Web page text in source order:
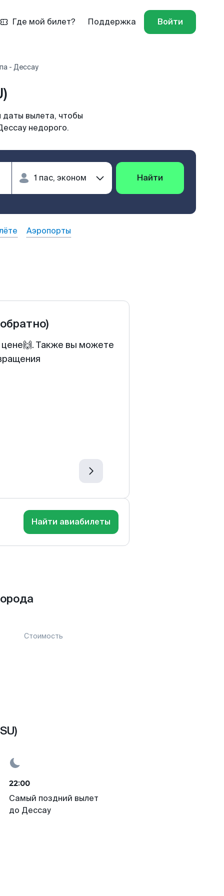
Где мой билет? Поддержка Войти
- Дессау
вылета, чтобы
недорого.
Найти
Аэропорты
цене🙌. Также вы можете
Найти авиабилеты
Стоимость
22:00
Самый поздний вылет
до Дессау